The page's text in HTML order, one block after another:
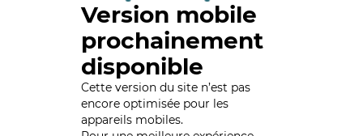
Version mobile
prochainement
disponible
Cette version du site n’est pas
encore optimisée pour les
appareils mobiles.